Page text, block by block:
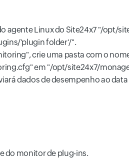
agente Linux do Site24x7 "/opt/
'plugin folder'/".
crie uma pasta com o
em "/opt/site24x7/
dados de desempenho ao data
do monitor de plug-ins.